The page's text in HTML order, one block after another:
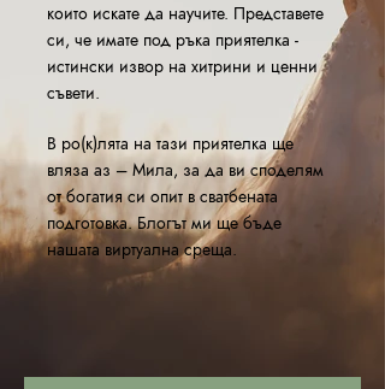
които искате да научите. Представете
си, че имате под ръка приятелка -
истински извор на хитрини и ценни
съвети.
В ро(к)лята на тази приятелка ще
вляза аз – Мила, за да ви споделям
от богатия си опит в сватбената
подготовка. Блогът ми ще бъде
нашата виртуална среща.